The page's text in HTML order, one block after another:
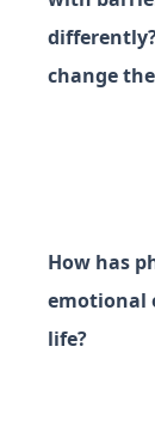
change
How has
emotional
life?